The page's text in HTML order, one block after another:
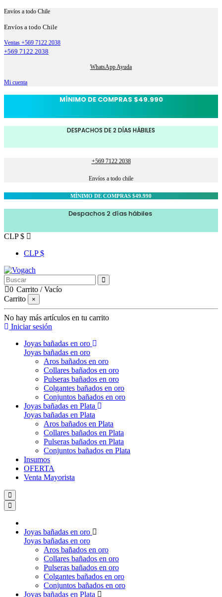
Envíos a todo Chile
Envíos a todo Chile
Ventas +569 7122 2038
+569 7122 2038
WhatsApp Ayuda
Mi cuenta
MÍNIMO DE COMPRAS $49.990
DESPACHOS DE 2 DÍAS HÁBILES
+569 7122 2038
Envíos a todo chile
MÍNIMO DE COMPRAS $49.990
Despachos 2 días hábiles
CLP $
CLP $
0 Carrito /Vacío
Carrito
×
No hay más artículos en tu carrito
Iniciar sesión
Joyas bañadas en oro
Joyas bañadas en oro
Aros bañados en oro
Collares bañados en oro
Pulseras bañados en oro
Colgantes bañados en oro
Conjuntos bañados en oro
Joyas bañadas en Plata
Joyas bañadas en Plata
Aros bañados en Plata
Collares bañados en Plata
Pulseras bañados en Plata
Conjuntos bañados en Plata
Insumos
OFERTA
Venta Mayorista
Joyas bañadas en oro
Joyas bañadas en oro
Aros bañados en oro
Collares bañados en oro
Pulseras bañados en oro
Colgantes bañados en oro
Conjuntos bañados en oro
Joyas bañadas en Plata